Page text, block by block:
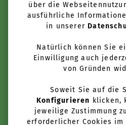
über die
ausführliche
in unserer
Natürlich können Sie
Einwilligung auch
von Gründen
Soweit Sie auf die
Konfigurieren klicken,
jeweilige Zustimmung
erforderlicher Cookies